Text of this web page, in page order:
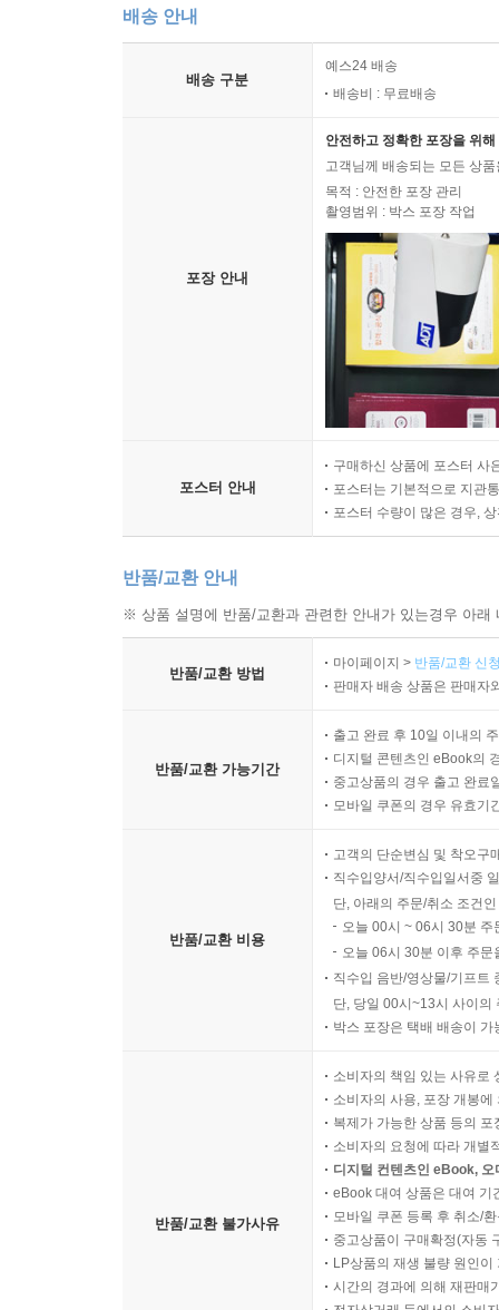
배송 안내
배송 구분
예스24 배송
배송비 : 무료배송
포장 안내
안전하고 정확한 포장을 위
고객님께 배송되는 모든 상
목적 : 안전한 포장 관리
촬영범위 : 박스 포장 작업
포스터 안내
구매하신 상품에 포스터 사
포스터는 기본적으로 지관
포스터 수량이 많은 경우,
반품/교환 안내
※ 상품 설명에 반품/교환과 관련한 안내가 있는경우 아
반품/교환 방법
마이페이지 > 반품/교환 신
판매자 배송 상품은 판매자
반품/교환 가능기간
출고 완료 후 10일 이내의
디지털 콘텐츠인 eBook의
중고상품의 경우 출고 완료
모바일 쿠폰의 경우 유효기
반품/교환 비용
고객의 단순변심 및 착오구
직수입양서/직수입일서중
단, 아래의 주문/취소 조건
오늘 00시 ~ 06시 30분
오늘 06시 30분 이후 주
직수입 음반/영상물/기프트
단, 당일 00시~13시 사이의
박스 포장은 택배 배송이
반품/교환 불가사유
소비자의 책임 있는 사유로
소비자의 사용, 포장 개봉
복제가 가능한 상품 등의
소비자의 요청에 따라 개별
디지털 컨텐츠인 eBook,
eBook 대여 상품은 대여 기
모바일 쿠폰 등록 후 취소/
중고상품이 구매확정(자동
LP상품의 재생 불량 원인
시간의 경과에 의해 재판매